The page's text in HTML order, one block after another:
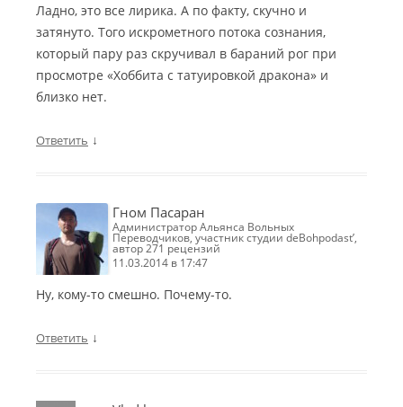
Ладно, это все лирика. А по факту, скучно и
затянуто. Того искрометного потока сознания,
который пару раз скручивал в бараний рог при
просмотре «Хоббита с татуировкой дракона» и
близко нет.
Ответить ↓
Гном Пасаран
Администратор Альянса Вольных
Переводчиков, участник студии deBohpodast’,
автор 271 рецензий
11.03.2014 в 17:47
Ну, кому-то смешно. Почему-то.
Ответить ↓